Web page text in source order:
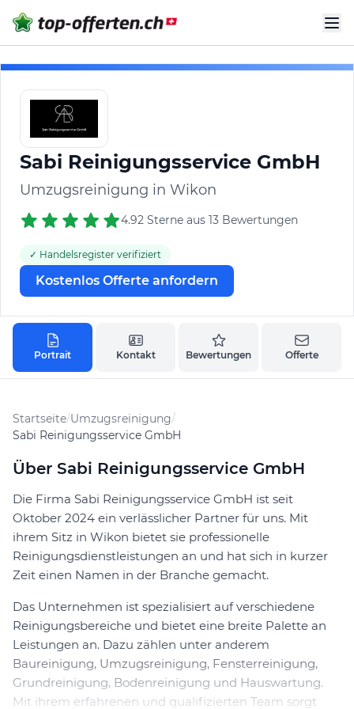
Sabi Reinigungsservice GmbH
Umzugsreinigung in Wikon
4.92 Sterne aus 13 Bewertungen
✓ Handelsregister verifiziert
Kostenlos Offerte anfordern
Portrait Kontakt Bewertungen Offerte
Startseite/Umzugsreinigung/
Sabi Reinigungsservice GmbH
Über Sabi Reinigungsservice GmbH
Die Firma Sabi Reinigungsservice GmbH ist seit
Oktober 2024 ein verlässlicher Partner für uns. Mit
ihrem Sitz in Wikon bietet sie professionelle
Reinigungsdienstleistungen an und hat sich in kurzer
Zeit einen Namen in der Branche gemacht.
Das Unternehmen ist spezialisiert auf verschiedene
Reinigungsbereiche und bietet eine breite Palette an
Leistungen an. Dazu zählen unter anderem
Baureinigung, Umzugsreinigung, Fensterreinigung,
Grundreinigung, Bodenreinigung und Hauswartung.
Mit ihrem erfahrenen und qualifizierten Team sorgt